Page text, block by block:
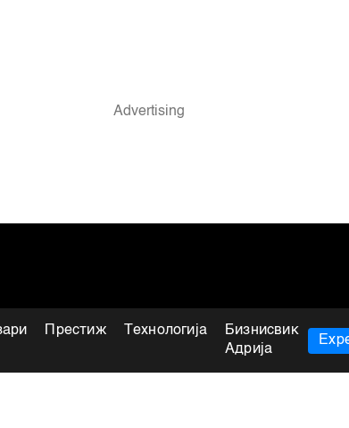
Престиж Технологија
Бизнисвик
Адрија